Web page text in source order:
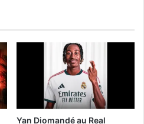
Yan Diomandé au Real